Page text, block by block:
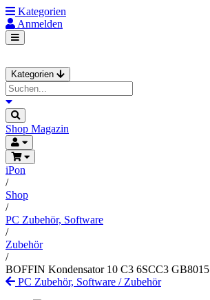
Kategorien
Anmelden
Kategorien
Shop Magazin
iPon
/
Shop
/
PC Zubehör, Software
/
Zubehör
/
BOFFIN Kondensator 10 C3 6SCC3 GB8015
PC Zubehör, Software / Zubehör